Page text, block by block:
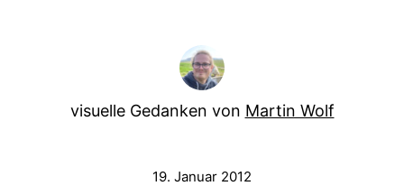
visuelle Gedanken von Martin Wolf
19. Januar 2012